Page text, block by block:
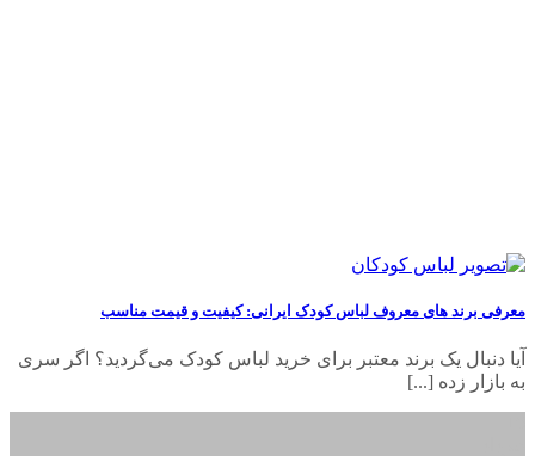
معرفی برند های معروف لباس کودک ایرانی: کیفیت و قیمت مناسب
آیا دنبال یک برند معتبر برای خرید لباس کودک می‌گردید؟ اگر سری
به بازار زده [...]